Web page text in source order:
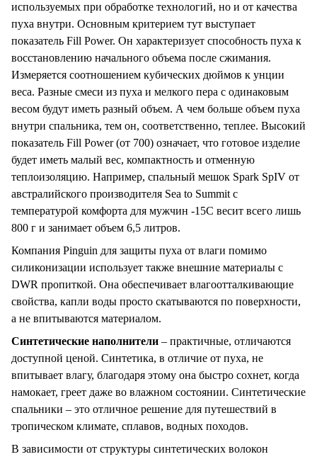
используемых при обработке технологий, но и от качества
пуха внутри. Основным критерием тут выступает
показатель Fill Power. Он характеризует способность пуха к
восстановлению начального объема после сжимания.
Измеряется соотношением кубических дюймов к унции
веса. Разные смеси из пуха и мелкого пера с одинаковым
весом будут иметь разный объем. А чем больше объем пуха
внутри спальника, тем он, соответственно, теплее. Высокий
показатель Fill Power (от 700) означает, что готовое изделие
будет иметь малый вес, компактность и отменную
теплоизоляцию. Например, спальный мешок Spark SpIV от
австралийского производителя Sea to Summit с
температурой комфорта для мужчин -15С весит всего лишь
800 г и занимает объем 6,5 литров.
Компания Pinguin для защиты пуха от влаги помимо
силиконизации использует также внешние материалы с
DWR пропиткой. Она обеспечивает влагоотталкивающие
свойства, капли воды просто скатываются по поверхности,
а не впитываются материалом.
Синтетические наполнители – практичные, отличаются
доступной ценой. Синтетика, в отличие от пуха, не
впитывает влагу, благодаря этому она быстро сохнет, когда
намокает, греет даже во влажном состоянии. Синтетические
спальники – это отличное решение для путешествий в
тропическом климате, сплавов, водных походов.
В зависимости от структуры синтетических волокон